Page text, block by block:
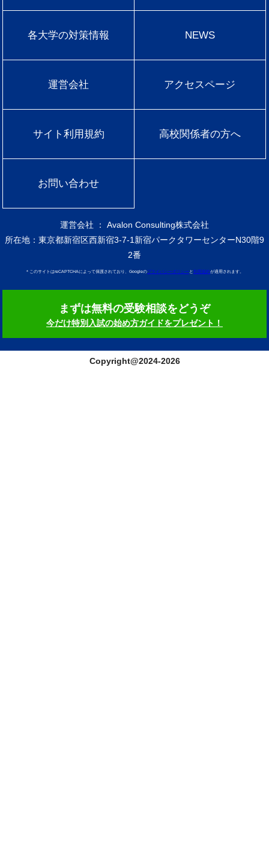
各大学の対策情報 NEWS
運営会社 アクセスページ
サイト利用規約 高校関係者の方へ
お問い合わせ
まずは無料の受験相談をどうぞ
今だけ特別入試の始め方ガイドをプレゼント！
運営会社 ： Avalon Consulting株式会社
所在地：東京都新宿区西新宿3-7-1新宿パークタワーセンターN30階9
2番
＊このサイトはreCAPTCHAによって保護されており、Googleのプライバシーポリシーと利用規約が適用されます。
Copyright@2024-2026